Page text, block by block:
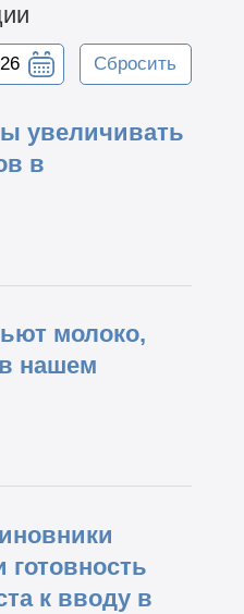
Сбросить
увеличивать
в
молоко,
нашем
к вводу в